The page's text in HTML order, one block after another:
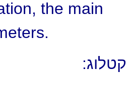
the main
קטלוג: